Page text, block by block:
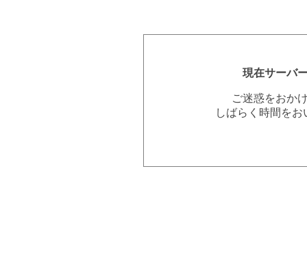
現在サーバ
ご迷惑をおか
しばらく時間を